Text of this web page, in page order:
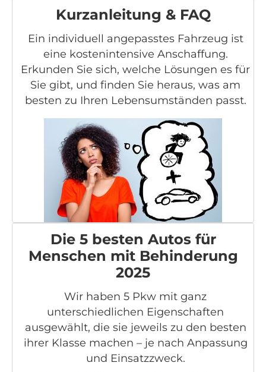
Kurzanleitung & FAQ
Ein individuell angepasstes Fahrzeug ist
eine kostenintensive Anschaffung.
Erkunden Sie sich, welche Lösungen es für
Sie gibt, und finden Sie heraus, was am
besten zu Ihren Lebensumständen passt.
Die 5 besten Autos für
Menschen mit Behinderung
2025
Wir haben 5 Pkw mit ganz
unterschiedlichen Eigenschaften
ausgewählt, die sie jeweils zu den besten
ihrer Klasse machen – je nach Anpassung
und Einsatzzweck.